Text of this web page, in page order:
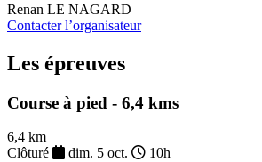
Renan LE NAGARD
Contacter l’organisateur
Les épreuves
Course à pied - 6,4 kms
6,4 km
Clôturé
dim. 5 oct. 10h